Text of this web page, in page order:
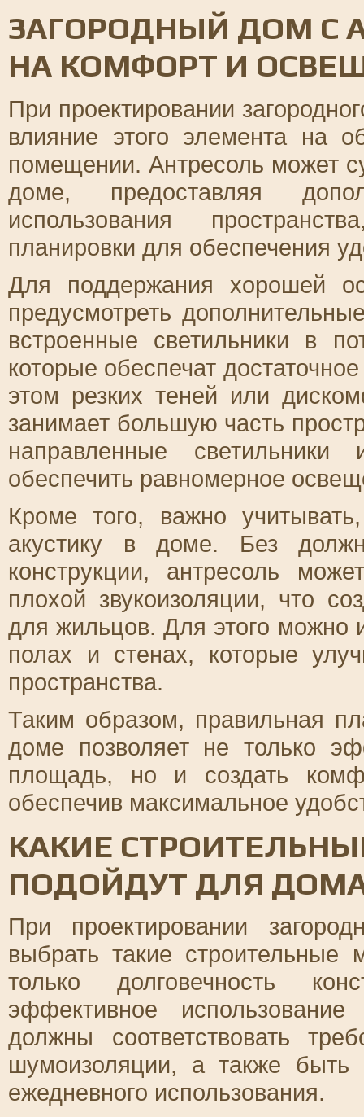
ЗАГОРОДНЫЙ ДОМ С
НА КОМФОРТ И
При проектировании
влияние этого элемента на
помещении. Антресоль может
доме, предоставляя
использования
планировки для обеспечения
Для поддержания хорошей
предусмотреть
встроенные светильники в
которые обеспечат
этом резких теней или
занимает большую часть
направленные
обеспечить равномерное
Кроме того, важно
акустику в доме. Без
конструкции, антресоль
плохой звукоизоляции, что
для жильцов. Для этого можно
полах и стенах, которые
пространства.
Таким образом, правильная
доме позволяет не только
площадь, но и создать
обеспечив максимальное
КАКИЕ
ПОДОЙДУТ ДЛЯ
При проектировании
выбрать такие строительные
только долговечность
эффективное
должны соответствовать
шумоизоляции, а также быть
ежедневного использования.